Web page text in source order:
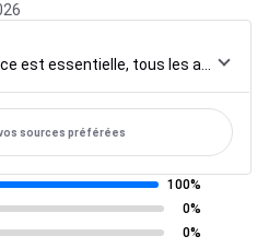
sources préférées
100%
0%
0%